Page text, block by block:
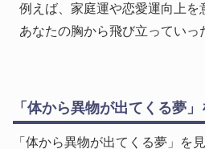
例えば、家庭運や恋愛運向上を
あなたの胸から飛び立っていっ
「体から異物が出てくる夢
「体から異物が出てくる夢」を